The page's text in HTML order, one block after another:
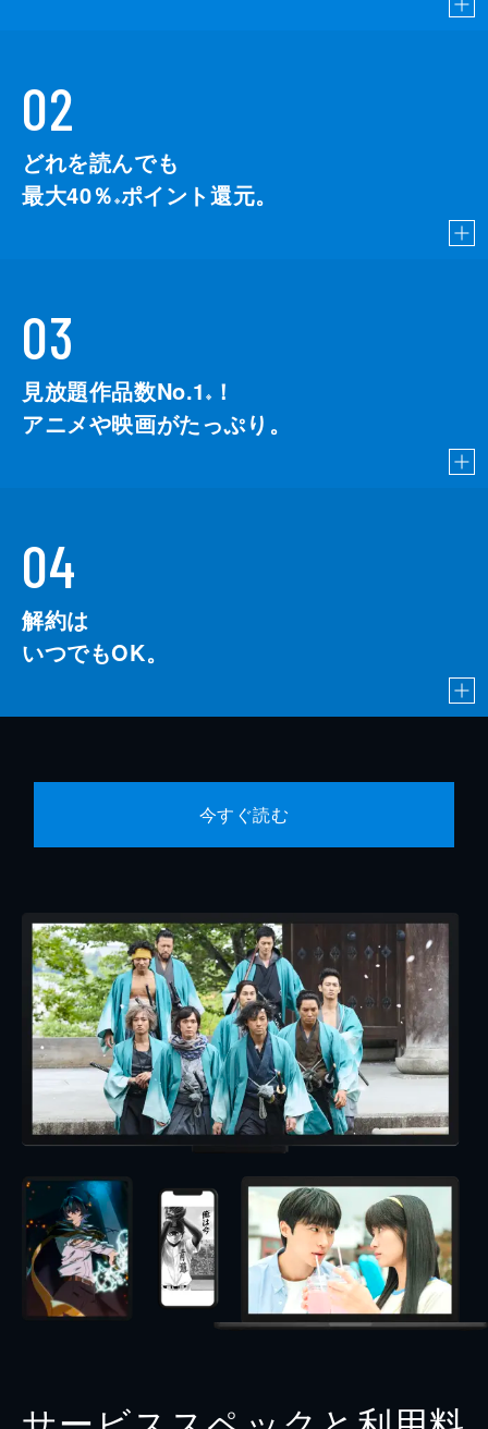
02
どれを読んでも
最大40％ ※ポイント還元。
03
見放題作品数No.1 ※
！
アニメや映画がたっぷり。
04
解約は
いつでもOK。
今すぐ読む